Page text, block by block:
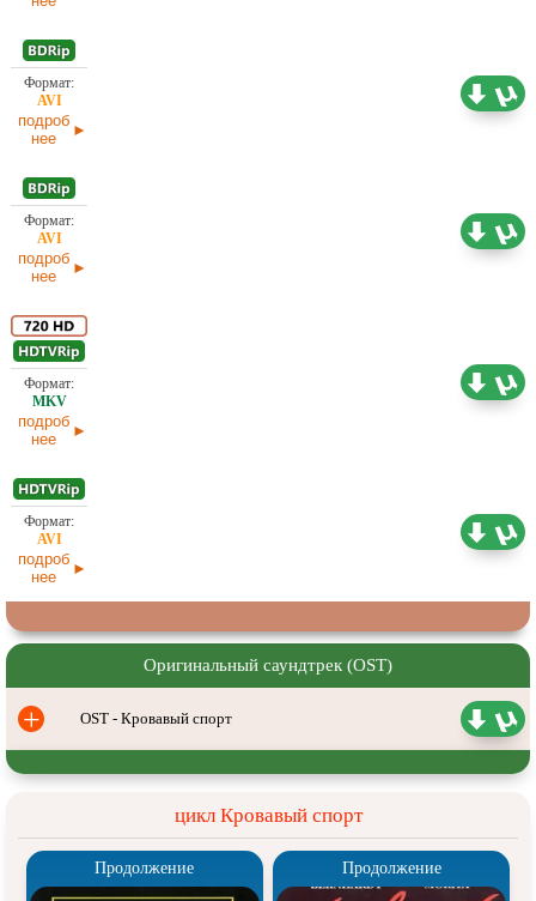
подроб
нее
подроб
нее
подроб
нее
подроб
нее
Оригинальный саундтрек (OST)
+ OST - Кровавый спорт
цикл Кровавый спорт
Продолжение Продолжение